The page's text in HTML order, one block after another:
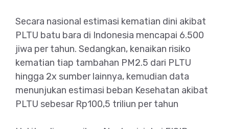
Secara nasional estimasi kematian dini akibat
PLTU batu bara di Indonesia mencapai 6.500
jiwa per tahun. Sedangkan, kenaikan risiko
kematian tiap tambahan PM2.5 dari PLTU
hingga 2x sumber lainnya, kemudian data
menunjukan estimasi beban Kesehatan akibat
PLTU sebesar Rp100,5 triliun per tahun